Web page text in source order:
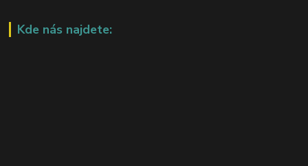
Kde nás najdete: